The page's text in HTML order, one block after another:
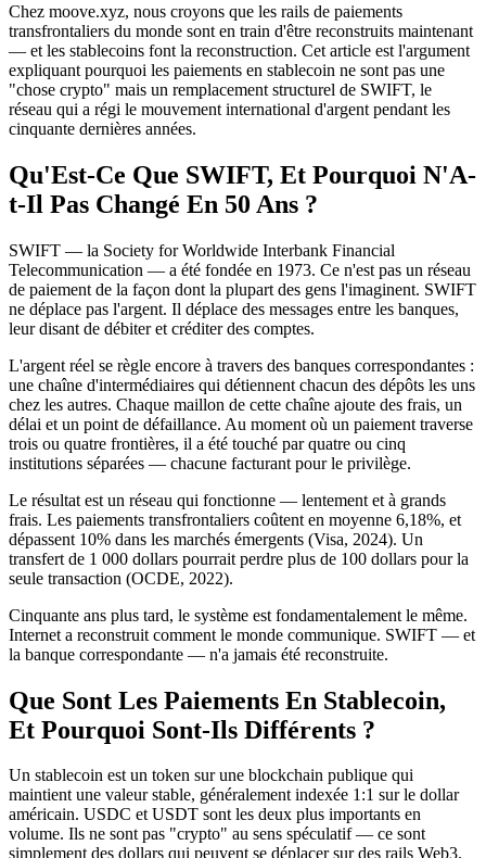
Chez moove.xyz, nous croyons que les rails de paiements
transfrontaliers du monde sont en train d'être reconstruits maintenant
— et les stablecoins font la reconstruction. Cet article est l'argument
expliquant pourquoi les paiements en stablecoin ne sont pas une
"chose crypto" mais un remplacement structurel de SWIFT, le
réseau qui a régi le mouvement international d'argent pendant les
cinquante dernières années.
Qu'Est-Ce Que SWIFT, Et Pourquoi N'A-
t-Il Pas Changé En 50 Ans ?
SWIFT — la Society for Worldwide Interbank Financial
Telecommunication — a été fondée en 1973. Ce n'est pas un réseau
de paiement de la façon dont la plupart des gens l'imaginent. SWIFT
ne déplace pas l'argent. Il déplace des messages entre les banques,
leur disant de débiter et créditer des comptes.
L'argent réel se règle encore à travers des banques correspondantes :
une chaîne d'intermédiaires qui détiennent chacun des dépôts les uns
chez les autres. Chaque maillon de cette chaîne ajoute des frais, un
délai et un point de défaillance. Au moment où un paiement traverse
trois ou quatre frontières, il a été touché par quatre ou cinq
institutions séparées — chacune facturant pour le privilège.
Le résultat est un réseau qui fonctionne — lentement et à grands
frais. Les paiements transfrontaliers coûtent en moyenne 6,18%, et
dépassent 10% dans les marchés émergents (Visa, 2024). Un
transfert de 1 000 dollars pourrait perdre plus de 100 dollars pour la
seule transaction (OCDE, 2022).
Cinquante ans plus tard, le système est fondamentalement le même.
Internet a reconstruit comment le monde communique. SWIFT — et
la banque correspondante — n'a jamais été reconstruite.
Que Sont Les Paiements En Stablecoin,
Et Pourquoi Sont-Ils Différents ?
Un stablecoin est un token sur une blockchain publique qui
maintient une valeur stable, généralement indexée 1:1 sur le dollar
américain. USDC et USDT sont les deux plus importants en
volume. Ils ne sont pas "crypto" au sens spéculatif — ce sont
simplement des dollars qui peuvent se déplacer sur des rails Web3.